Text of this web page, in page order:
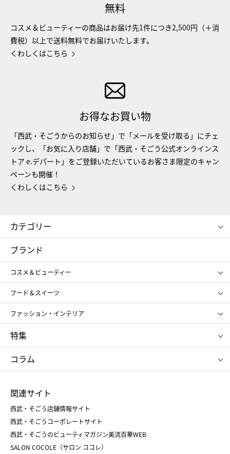
無料
コスメ＆ビューティーの商品はお届け先1件につき2,500円（＋消
費税）以上で送料無料でお届けいたします。
くわしくはこちら
お得なお買い物
「西武・そごうからのお知らせ」で「メールを受け取る」にチェ
ックし、「お気に入り店舗」で「西武・そごう公式オンラインス
トア e.デパート」をご登録いただいているお客さま限定のキャン
ペーンも開催！
くわしくはこちら
カテゴリー
コスメ＆ビューティー
ギフト
レディース
メンズ
スポーツ・アウトドア
お中元
お歳暮
ブランド
コスメ＆ビューティー
SHISEIDO
ポール&ジョー ボーテ
ジルスチュアート
NARS
RMK
クリニーク
SK-Ⅱ
フード＆スイーツ
アンリ・シャルパンティエ
ゴディバ
新宿高野
たねや
ねんりん家
ファッション・インテリア
ポロ ラルフ ローレン
タケオ キクチ
ママ＆キッズ
シュタイフ
特集
お中元
ひな人形
五月人形
父の日
クリスマスケーキ
ホワイトデー
コラム
菓子折り
和菓子
人気のギフト
バレンタイン
ホワイトデー
関連サイト
西武・そごう店舗情報サイト
西武・そごうコーポレートサイト
西武・そごうのビューティマガジン美流百華WEB
SALON COCOLE（サロン ココレ）